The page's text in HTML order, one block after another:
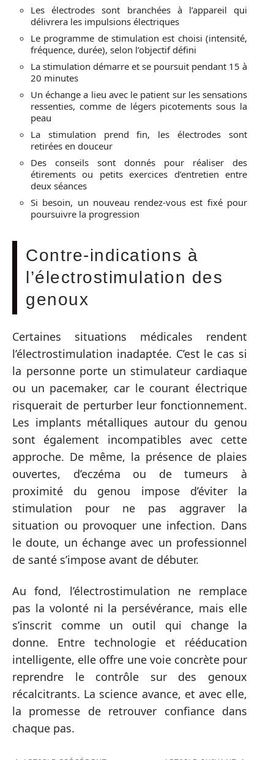
Les électrodes sont branchées à l’appareil qui
délivrera les impulsions électriques
Le programme de stimulation est choisi (intensité,
fréquence, durée), selon l’objectif défini
La stimulation démarre et se poursuit pendant 15 à
20 minutes
Un échange a lieu avec le patient sur les sensations
ressenties, comme de légers picotements sous la
peau
La stimulation prend fin, les électrodes sont
retirées en douceur
Des conseils sont donnés pour réaliser des
étirements ou petits exercices d’entretien entre
deux séances
Si besoin, un nouveau rendez-vous est fixé pour
poursuivre la progression
Contre-indications à
l’électrostimulation des
genoux
Certaines situations médicales rendent
l’électrostimulation inadaptée. C’est le cas si
la personne porte un stimulateur cardiaque
ou un pacemaker, car le courant électrique
risquerait de perturber leur fonctionnement.
Les implants métalliques autour du genou
sont également incompatibles avec cette
approche. De même, la présence de plaies
ouvertes, d’eczéma ou de tumeurs à
proximité du genou impose d’éviter la
stimulation pour ne pas aggraver la
situation ou provoquer une infection. Dans
le doute, un échange avec un professionnel
de santé s’impose avant de débuter.
Au fond, l’électrostimulation ne remplace
pas la volonté ni la persévérance, mais elle
s’inscrit comme un outil qui change la
donne. Entre technologie et rééducation
intelligente, elle offre une voie concrète pour
reprendre le contrôle sur des genoux
récalcitrants. La science avance, et avec elle,
la promesse de retrouver confiance dans
chaque pas.